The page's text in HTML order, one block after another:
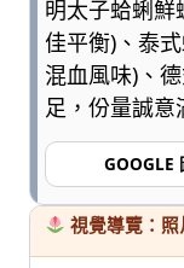
明太子蛤蜊鮮
佳平衡)、泰
混血風味)、
足，份量誠意
GOOGLE
視覺導覽：